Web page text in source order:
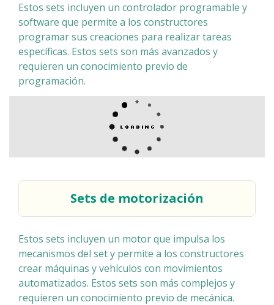
Estos sets incluyen un controlador programable y
software que permite a los constructores
programar sus creaciones para realizar tareas
específicas. Estos sets son más avanzados y
requieren un conocimiento previo de
programación.
Sets de motorización
Estos sets incluyen un motor que impulsa los
mecanismos del set y permite a los constructores
crear máquinas y vehículos con movimientos
automatizados. Estos sets son más complejos y
requieren un conocimiento previo de mecánica.